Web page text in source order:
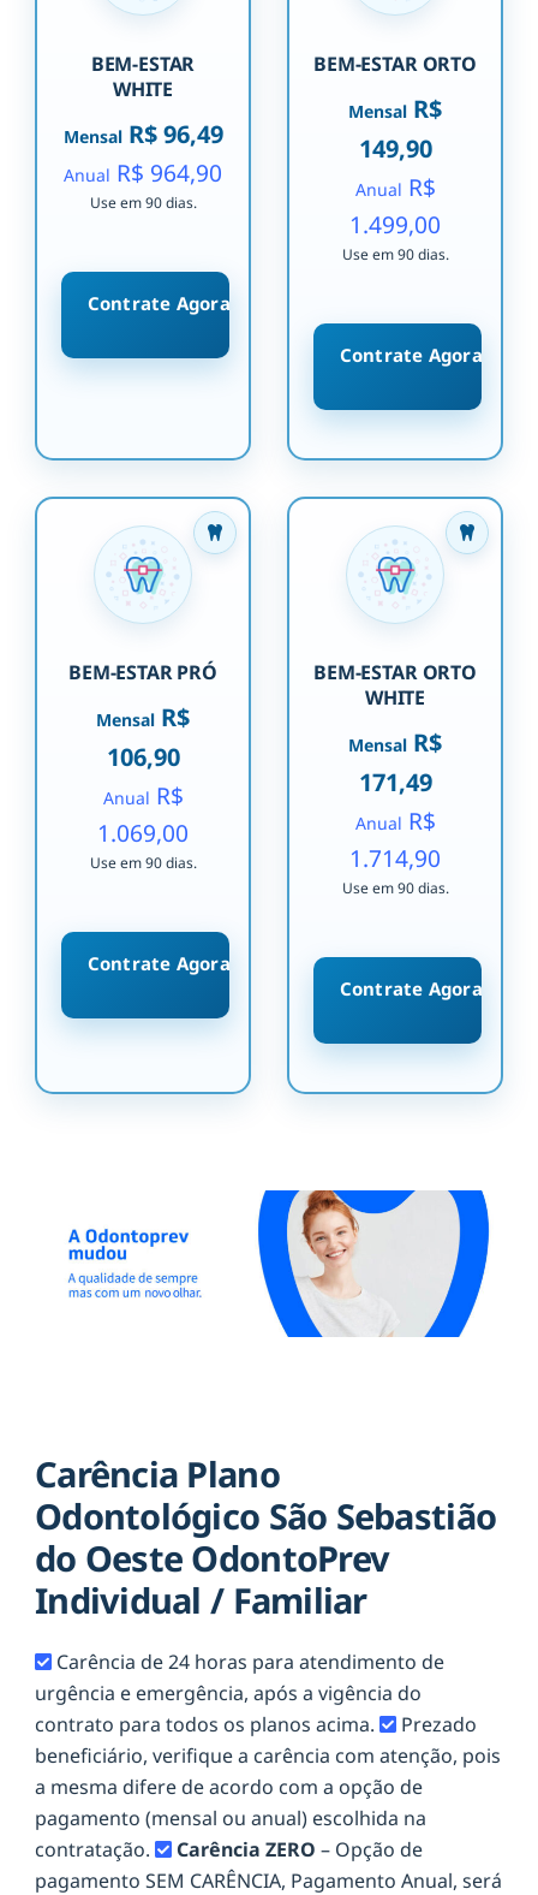
BEM-ESTAR
WHITE
MensalR$ 96,49
Anual R$ 964,90
Use em 90 dias.
Contrate Agora
BEM-ESTAR ORTO
Mensal R$
149,90
Anual R$
1.499,00
Use em 90 dias.
Contrate Agora
BEM-ESTAR PRÓ
Mensal R$
106,90
Anual R$
1.069,00
Use em 90 dias.
Contrate Agora
BEM-ESTAR ORTO
WHITE
Mensal R$
171,49
Anual R$
1.714,90
Use em 90 dias.
Contrate Agora
Carência Plano
Odontológico São Sebastião
do Oeste OdontoPrev
Individual / Familiar
Carência de 24 horas para atendimento de
urgência e emergência, após a vigência do
contrato para todos os planos acima.
Prezado
beneficiário, verifique a carência com atenção, pois
a mesma difere de acordo com a opção de
pagamento (mensal ou anual) escolhida na
contratação.
Carência ZERO – Opção de
pagamento SEM CARÊNCIA, Pagamento Anual, será